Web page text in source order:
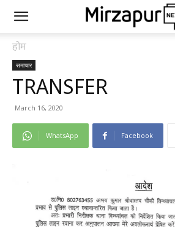
होम
समाचार
TRANSFER
March 16, 2020
WhatsApp Facebook